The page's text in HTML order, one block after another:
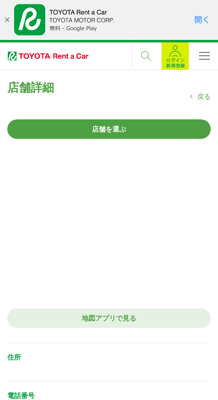
店舗詳細
戻る
店舗を選ぶ
地図アプリで見る
住所
電話番号